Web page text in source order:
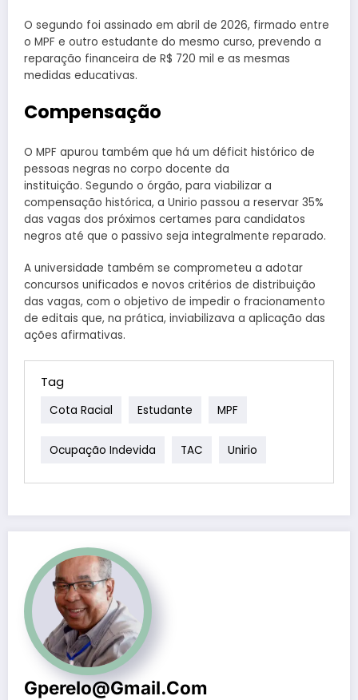
O segundo foi assinado em abril de 2026, firmado entre
o MPF e outro estudante do mesmo curso, prevendo a
reparação financeira de R$ 720 mil e as mesmas
medidas educativas.
Compensação
O MPF apurou também que há um déficit histórico de
pessoas negras no corpo docente da
instituição. Segundo o órgão, para viabilizar a
compensação histórica, a Unirio passou a reservar 35%
das vagas dos próximos certames para candidatos
negros até que o passivo seja integralmente reparado.
A universidade também se comprometeu a adotar
concursos unificados e novos critérios de distribuição
das vagas, com o objetivo de impedir o fracionamento
de editais que, na prática, inviabilizava a aplicação das
ações afirmativas.
Tag
Cota Racial Estudante MPF
Ocupação Indevida TAC Unirio
Gperelo@gmail.com